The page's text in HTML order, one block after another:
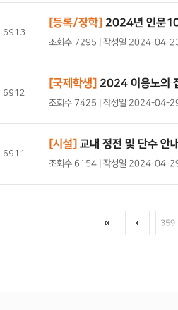
6913
[등록/장학] 2024년 인문
조회수 7295 | 작성일 2024-04-
6912
[국제학생] 2024 이응노의
조회수 7425 | 작성일 2024-04-
6911
[시설] 교내 정전 및 단수 안내
조회수 6154 | 작성일 2024-04-
359